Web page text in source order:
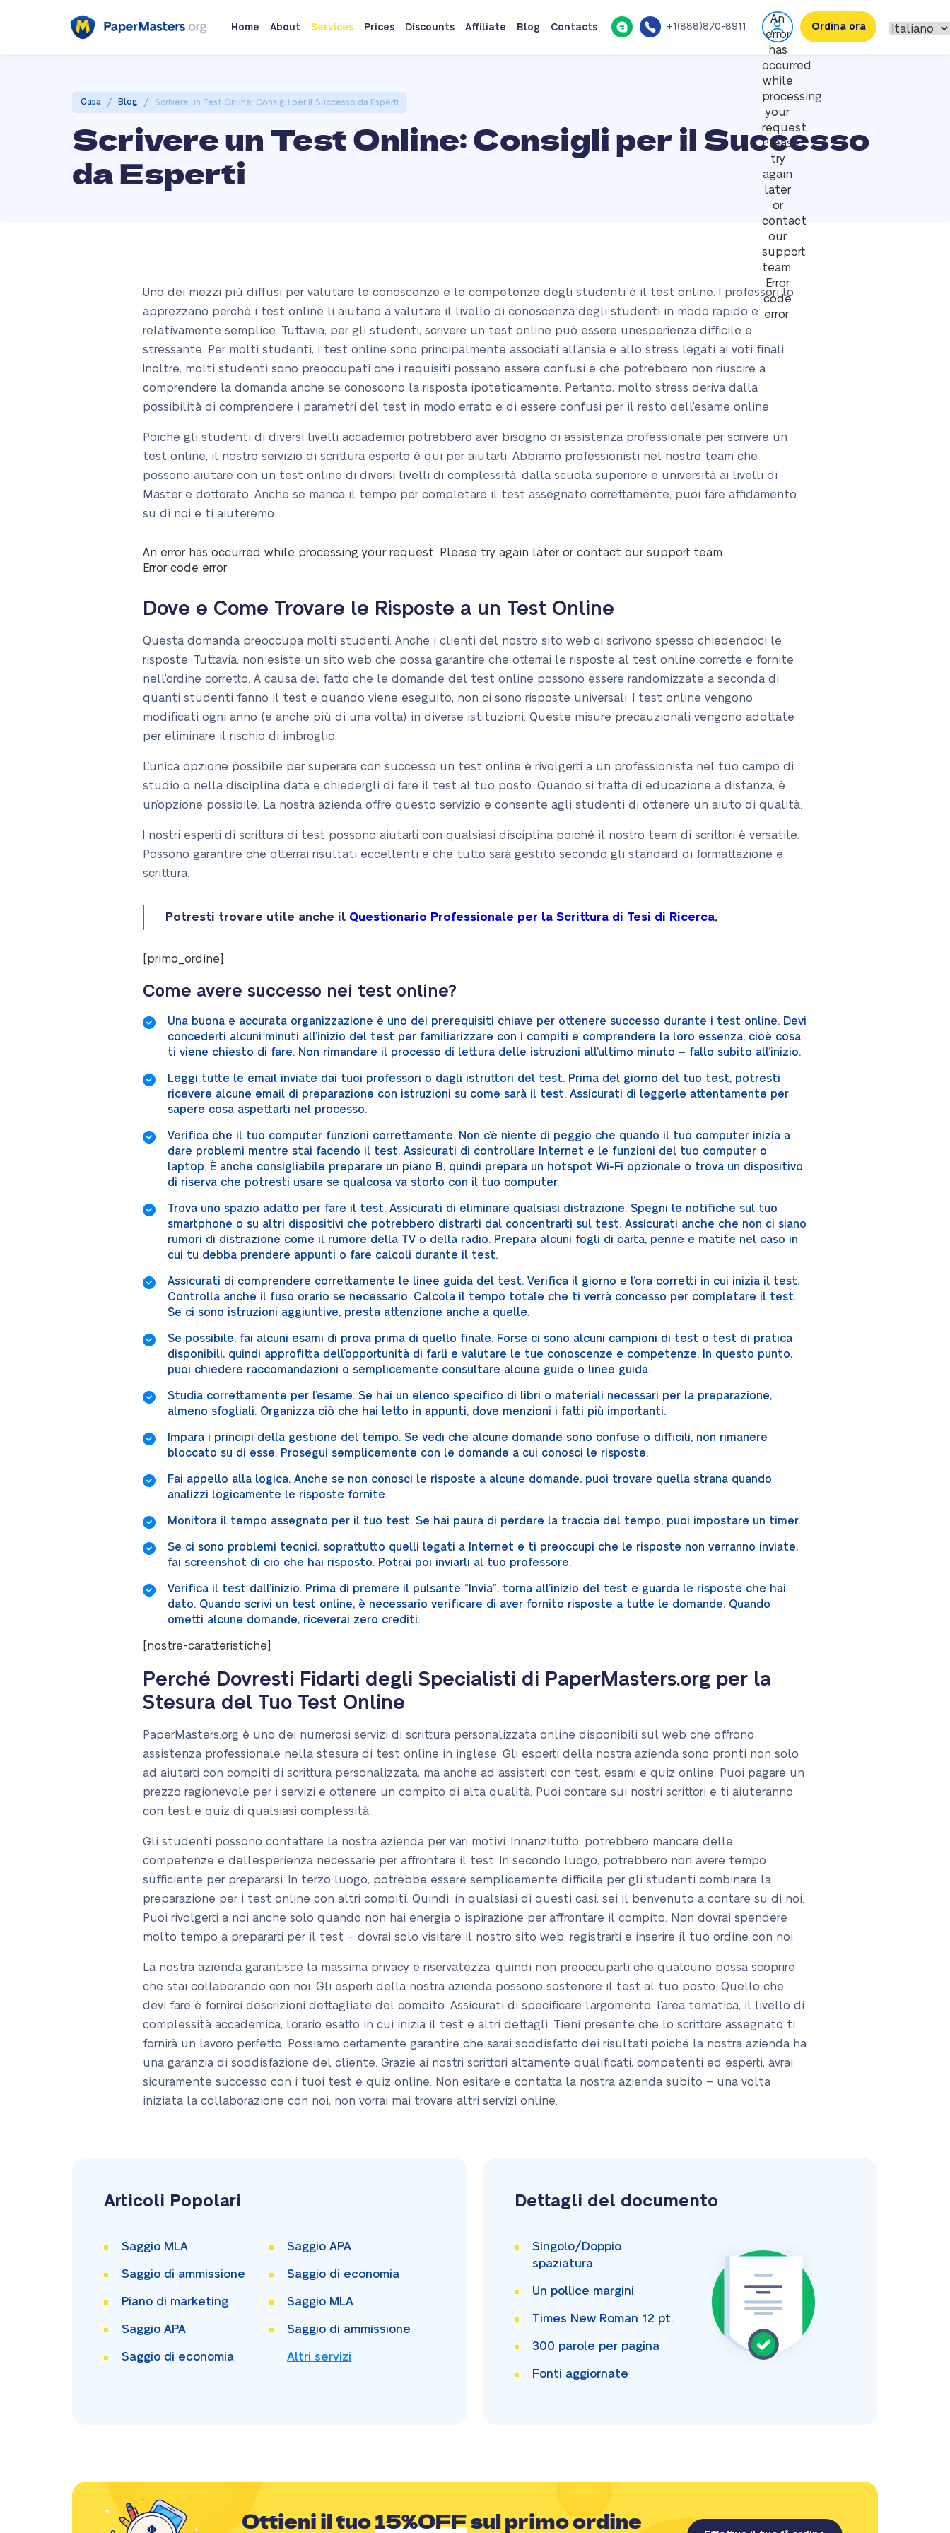
Home About Services Prices Discounts Affiliate Blog Contacts +1(888)870-8911
An
error
has
occurred
while
processing
your
request.
Please
try
again
later
or
contact
our
support
team.
Error
code
error:
Ordina ora
Casa / Blog / Scrivere un Test Online: Consigli per il Successo da Esperti
Scrivere un Test Online: Consigli per il Successo
da Esperti
Uno dei mezzi più diffusi per valutare le conoscenze e le competenze degli studenti è il test online. I professori lo
apprezzano perché i test online li aiutano a valutare il livello di conoscenza degli studenti in modo rapido e
relativamente semplice. Tuttavia, per gli studenti, scrivere un test online può essere un’esperienza difficile e
stressante. Per molti studenti, i test online sono principalmente associati all’ansia e allo stress legati ai voti finali.
Inoltre, molti studenti sono preoccupati che i requisiti possano essere confusi e che potrebbero non riuscire a
comprendere la domanda anche se conoscono la risposta ipoteticamente. Pertanto, molto stress deriva dalla
possibilità di comprendere i parametri del test in modo errato e di essere confusi per il resto dell’esame online.
Poiché gli studenti di diversi livelli accademici potrebbero aver bisogno di assistenza professionale per scrivere un
test online, il nostro servizio di scrittura esperto è qui per aiutarti. Abbiamo professionisti nel nostro team che
possono aiutare con un test online di diversi livelli di complessità: dalla scuola superiore e università ai livelli di
Master e dottorato. Anche se manca il tempo per completare il test assegnato correttamente, puoi fare affidamento
su di noi e ti aiuteremo.
An error has occurred while processing your request. Please try again later or contact our support team.
Error code error:
Dove e Come Trovare le Risposte a un Test Online
Questa domanda preoccupa molti studenti. Anche i clienti del nostro sito web ci scrivono spesso chiedendoci le
risposte. Tuttavia, non esiste un sito web che possa garantire che otterrai le risposte al test online corrette e fornite
nell’ordine corretto. A causa del fatto che le domande del test online possono essere randomizzate a seconda di
quanti studenti fanno il test e quando viene eseguito, non ci sono risposte universali. I test online vengono
modificati ogni anno (e anche più di una volta) in diverse istituzioni. Queste misure precauzionali vengono adottate
per eliminare il rischio di imbroglio.
L’unica opzione possibile per superare con successo un test online è rivolgerti a un professionista nel tuo campo di
studio o nella disciplina data e chiedergli di fare il test al tuo posto. Quando si tratta di educazione a distanza, è
un’opzione possibile. La nostra azienda offre questo servizio e consente agli studenti di ottenere un aiuto di qualità.
I nostri esperti di scrittura di test possono aiutarti con qualsiasi disciplina poiché il nostro team di scrittori è versatile.
Possono garantire che otterrai risultati eccellenti e che tutto sarà gestito secondo gli standard di formattazione e
scrittura.
Potresti trovare utile anche il Questionario Professionale per la Scrittura di Tesi di Ricerca.
[primo_ordine]
Come avere successo nei test online?
Una buona e accurata organizzazione è uno dei prerequisiti chiave per ottenere successo durante i test online. Devi
concederti alcuni minuti all’inizio del test per familiarizzare con i compiti e comprendere la loro essenza, cioè cosa
ti viene chiesto di fare. Non rimandare il processo di lettura delle istruzioni all’ultimo minuto – fallo subito all’inizio.
Leggi tutte le email inviate dai tuoi professori o dagli istruttori del test. Prima del giorno del tuo test, potresti
ricevere alcune email di preparazione con istruzioni su come sarà il test. Assicurati di leggerle attentamente per
sapere cosa aspettarti nel processo.
Verifica che il tuo computer funzioni correttamente. Non c’è niente di peggio che quando il tuo computer inizia a
dare problemi mentre stai facendo il test. Assicurati di controllare Internet e le funzioni del tuo computer o
laptop. È anche consigliabile preparare un piano B, quindi prepara un hotspot Wi-Fi opzionale o trova un dispositivo
di riserva che potresti usare se qualcosa va storto con il tuo computer.
Trova uno spazio adatto per fare il test. Assicurati di eliminare qualsiasi distrazione. Spegni le notifiche sul tuo
smartphone o su altri dispositivi che potrebbero distrarti dal concentrarti sul test. Assicurati anche che non ci siano
rumori di distrazione come il rumore della TV o della radio. Prepara alcuni fogli di carta, penne e matite nel caso in
cui tu debba prendere appunti o fare calcoli durante il test.
Assicurati di comprendere correttamente le linee guida del test. Verifica il giorno e l’ora corretti in cui inizia il test.
Controlla anche il fuso orario se necessario. Calcola il tempo totale che ti verrà concesso per completare il test.
Se ci sono istruzioni aggiuntive, presta attenzione anche a quelle.
Se possibile, fai alcuni esami di prova prima di quello finale. Forse ci sono alcuni campioni di test o test di pratica
disponibili, quindi approfitta dell’opportunità di farli e valutare le tue conoscenze e competenze. In questo punto,
puoi chiedere raccomandazioni o semplicemente consultare alcune guide o linee guida.
Studia correttamente per l’esame. Se hai un elenco specifico di libri o materiali necessari per la preparazione,
almeno sfogliali. Organizza ciò che hai letto in appunti, dove menzioni i fatti più importanti.
Impara i principi della gestione del tempo. Se vedi che alcune domande sono confuse o difficili, non rimanere
bloccato su di esse. Prosegui semplicemente con le domande a cui conosci le risposte.
Fai appello alla logica. Anche se non conosci le risposte a alcune domande, puoi trovare quella strana quando
analizzi logicamente le risposte fornite.
Monitora il tempo assegnato per il tuo test. Se hai paura di perdere la traccia del tempo, puoi impostare un timer.
Se ci sono problemi tecnici, soprattutto quelli legati a Internet e ti preoccupi che le risposte non verranno inviate,
fai screenshot di ciò che hai risposto. Potrai poi inviarli al tuo professore.
Verifica il test dall’inizio. Prima di premere il pulsante “Invia”, torna all’inizio del test e guarda le risposte che hai
dato. Quando scrivi un test online, è necessario verificare di aver fornito risposte a tutte le domande. Quando
ometti alcune domande, riceverai zero crediti.
[nostre-caratteristiche]
Perché Dovresti Fidarti degli Specialisti di PaperMasters.org per la
Stesura del Tuo Test Online
PaperMasters.org è uno dei numerosi servizi di scrittura personalizzata online disponibili sul web che offrono
assistenza professionale nella stesura di test online in inglese. Gli esperti della nostra azienda sono pronti non solo
ad aiutarti con compiti di scrittura personalizzata, ma anche ad assisterti con test, esami e quiz online. Puoi pagare un
prezzo ragionevole per i servizi e ottenere un compito di alta qualità. Puoi contare sui nostri scrittori e ti aiuteranno
con test e quiz di qualsiasi complessità.
Gli studenti possono contattare la nostra azienda per vari motivi. Innanzitutto, potrebbero mancare delle
competenze e dell’esperienza necessarie per affrontare il test. In secondo luogo, potrebbero non avere tempo
sufficiente per prepararsi. In terzo luogo, potrebbe essere semplicemente difficile per gli studenti combinare la
preparazione per i test online con altri compiti. Quindi, in qualsiasi di questi casi, sei il benvenuto a contare su di noi.
Puoi rivolgerti a noi anche solo quando non hai energia o ispirazione per affrontare il compito. Non dovrai spendere
molto tempo a prepararti per il test – dovrai solo visitare il nostro sito web, registrarti e inserire il tuo ordine con noi.
La nostra azienda garantisce la massima privacy e riservatezza, quindi non preoccuparti che qualcuno possa scoprire
che stai collaborando con noi. Gli esperti della nostra azienda possono sostenere il test al tuo posto. Quello che
devi fare è fornirci descrizioni dettagliate del compito. Assicurati di specificare l’argomento, l’area tematica, il livello di
complessità accademica, l’orario esatto in cui inizia il test e altri dettagli. Tieni presente che lo scrittore assegnato ti
fornirà un lavoro perfetto. Possiamo certamente garantire che sarai soddisfatto dei risultati poiché la nostra azienda ha
una garanzia di soddisfazione del cliente. Grazie ai nostri scrittori altamente qualificati, competenti ed esperti, avrai
sicuramente successo con i tuoi test e quiz online. Non esitare e contatta la nostra azienda subito – una volta
iniziata la collaborazione con noi, non vorrai mai trovare altri servizi online.
Articoli Popolari
Saggio MLA Saggio APA
Saggio di ammissione Saggio di economia
Piano di marketing Saggio MLA
Saggio APA Saggio di ammissione
Saggio di economia Altri servizi
Dettagli del documento
Singolo/Doppio
spaziatura
Un pollice margini
Times New Roman 12 pt.
300 parole per pagina
Fonti aggiornate
Ottieni il tuo15%OFFsul primo ordine